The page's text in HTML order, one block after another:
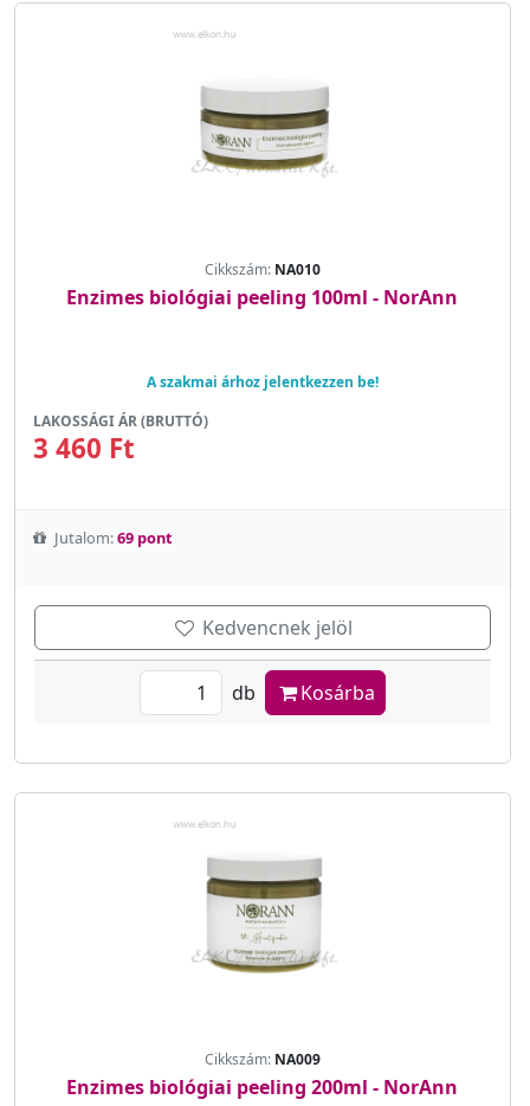
Cikkszám: NA010
Enzimes biológiai peeling 100ml - NorAnn
A szakmai árhoz jelentkezzen be!
LAKOSSÁGI ÁR (BRUTTÓ)
3 460 Ft
Jutalom:69 pont
Kedvencnek jelöl
db Kosárba
Cikkszám: NA009
Enzimes biológiai peeling 200ml - NorAnn